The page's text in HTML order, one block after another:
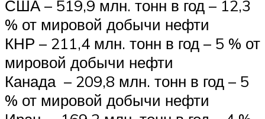
США – 519,9 млн. тонн в год – 12,3
% от мировой добычи нефти
КНР – 211,4 млн. тонн в год – 5 % от
мировой добычи нефти
Канада – 209,8 млн. тонн в год – 5
% от мировой добычи нефти